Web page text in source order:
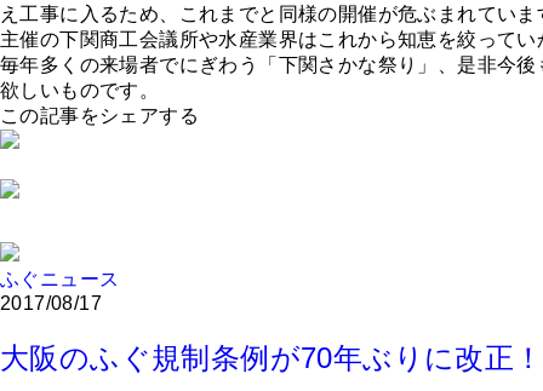
え工事に入るため、これまでと同様の開催が危ぶまれていま
主催の下関商工会議所や水産業界はこれから知恵を絞って
毎年多くの来場者でにぎわう「下関さかな祭り」、是非今
欲しいものです。
この記事をシェアする
ふぐニュース
2017/08/17
大阪のふぐ規制条例が70年ぶりに改正！